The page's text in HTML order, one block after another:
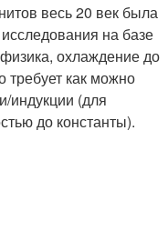
весь 20 век была
на базе
охлаждение до
требует как можно
индукции (для
до константы).